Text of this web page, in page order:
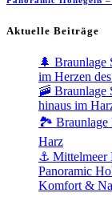
Aktuelle Beiträge
🌲 Braunlage
im Herzen
🚠 Braunlage
hinaus im
🏞️ Braunlage
Harz
⚓ Mittelmeer
Panoramic
Komfort &